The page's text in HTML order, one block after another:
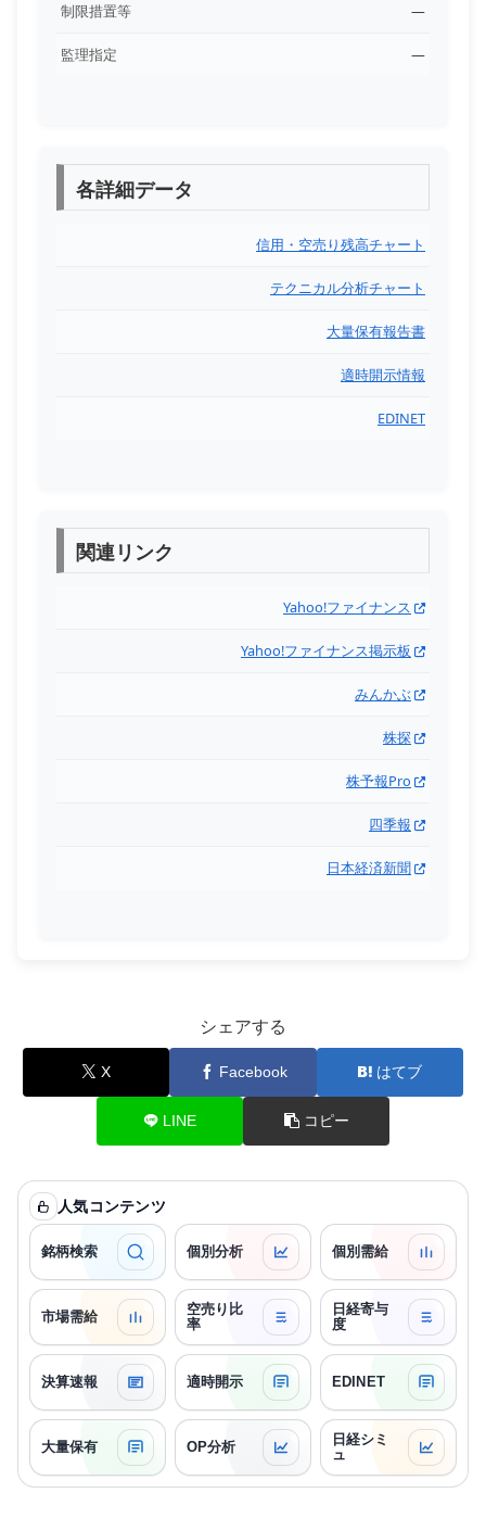
制限措置等 ―
監理指定 ―
各詳細データ
信用・空売り残高チャート
テクニカル分析チャート
大量保有報告書
適時開示情報
EDINET
関連リンク
Yahoo!ファイナンス
Yahoo!ファイナンス掲示板
みんかぶ
株探
株予報Pro
四季報
日本経済新聞
シェアする
X Facebook はてブ
LINE コピー
人気コンテンツ
銘柄検索 個別分析 個別需給
市場需給
空売り比
率
日経寄与
度
決算速報 適時開示 EDINET
大量保有 OP分析
日経シミ
ュ